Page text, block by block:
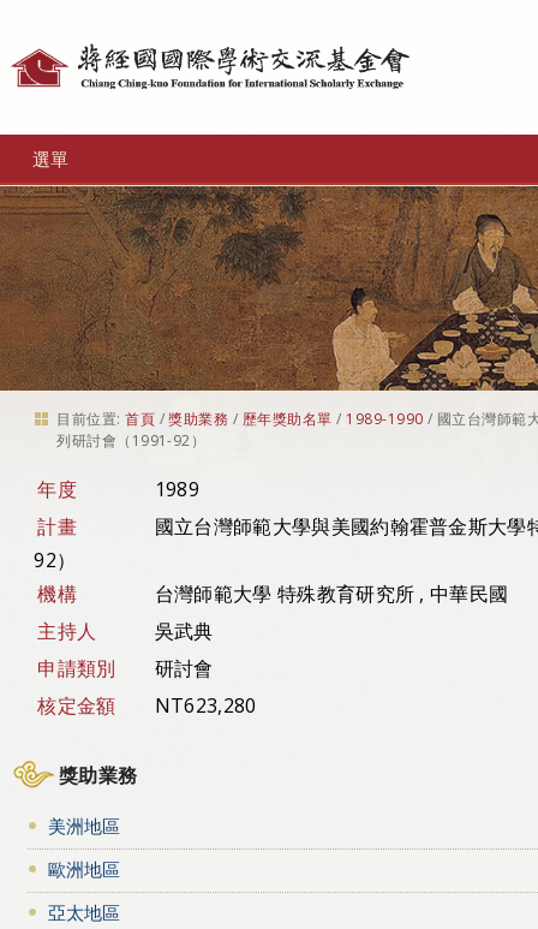
選單
目前位置: 首頁 /獎助業務 / 歷年獎助名單 / 1989-1990 / 國立台灣師範
列研討會（1991-92）
年度
1989
計畫
國立台灣師範大學與美國約翰霍普金斯大
92）
機構
台灣師範大學 特殊教育研究所 , 中華民國
主持人
吳武典
申請類別
研討會
核定金額
NT623,280
獎助業務
美洲地區
歐洲地區
亞太地區